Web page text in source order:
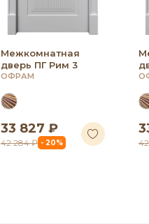
Межкомнатная
дверь ПГ Рим 3
ОФРАМ
33 827 ₽
42 284 ₽ - 20%